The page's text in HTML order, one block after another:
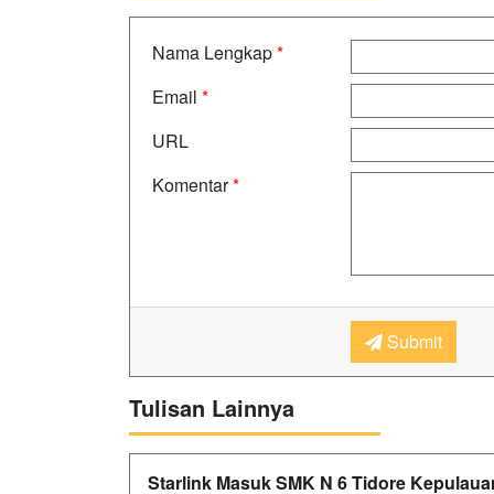
Nama Lengkap*
Email *
URL
Komentar*
Submit
Tulisan Lainnya
Starlink Masuk SMK N 6 Tidore